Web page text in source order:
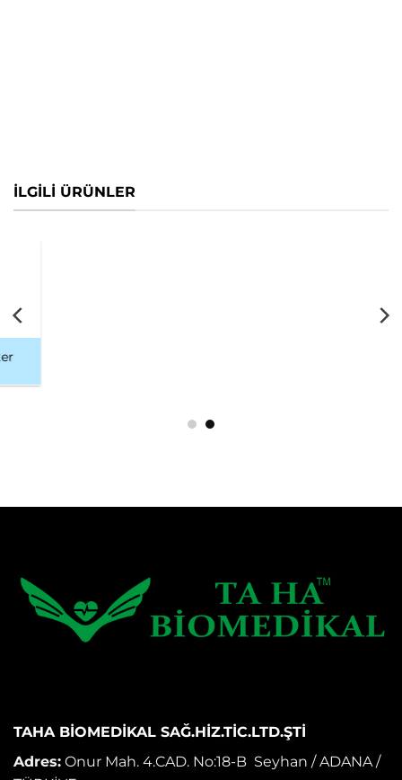
İLGİLİ ÜRÜNLER
TAHA BİOMEDİKAL SAĞ.HİZ.TİC.LTD.ŞTİ
Adres: Onur Mah. 4.CAD. No:18-B Seyhan / ADANA /